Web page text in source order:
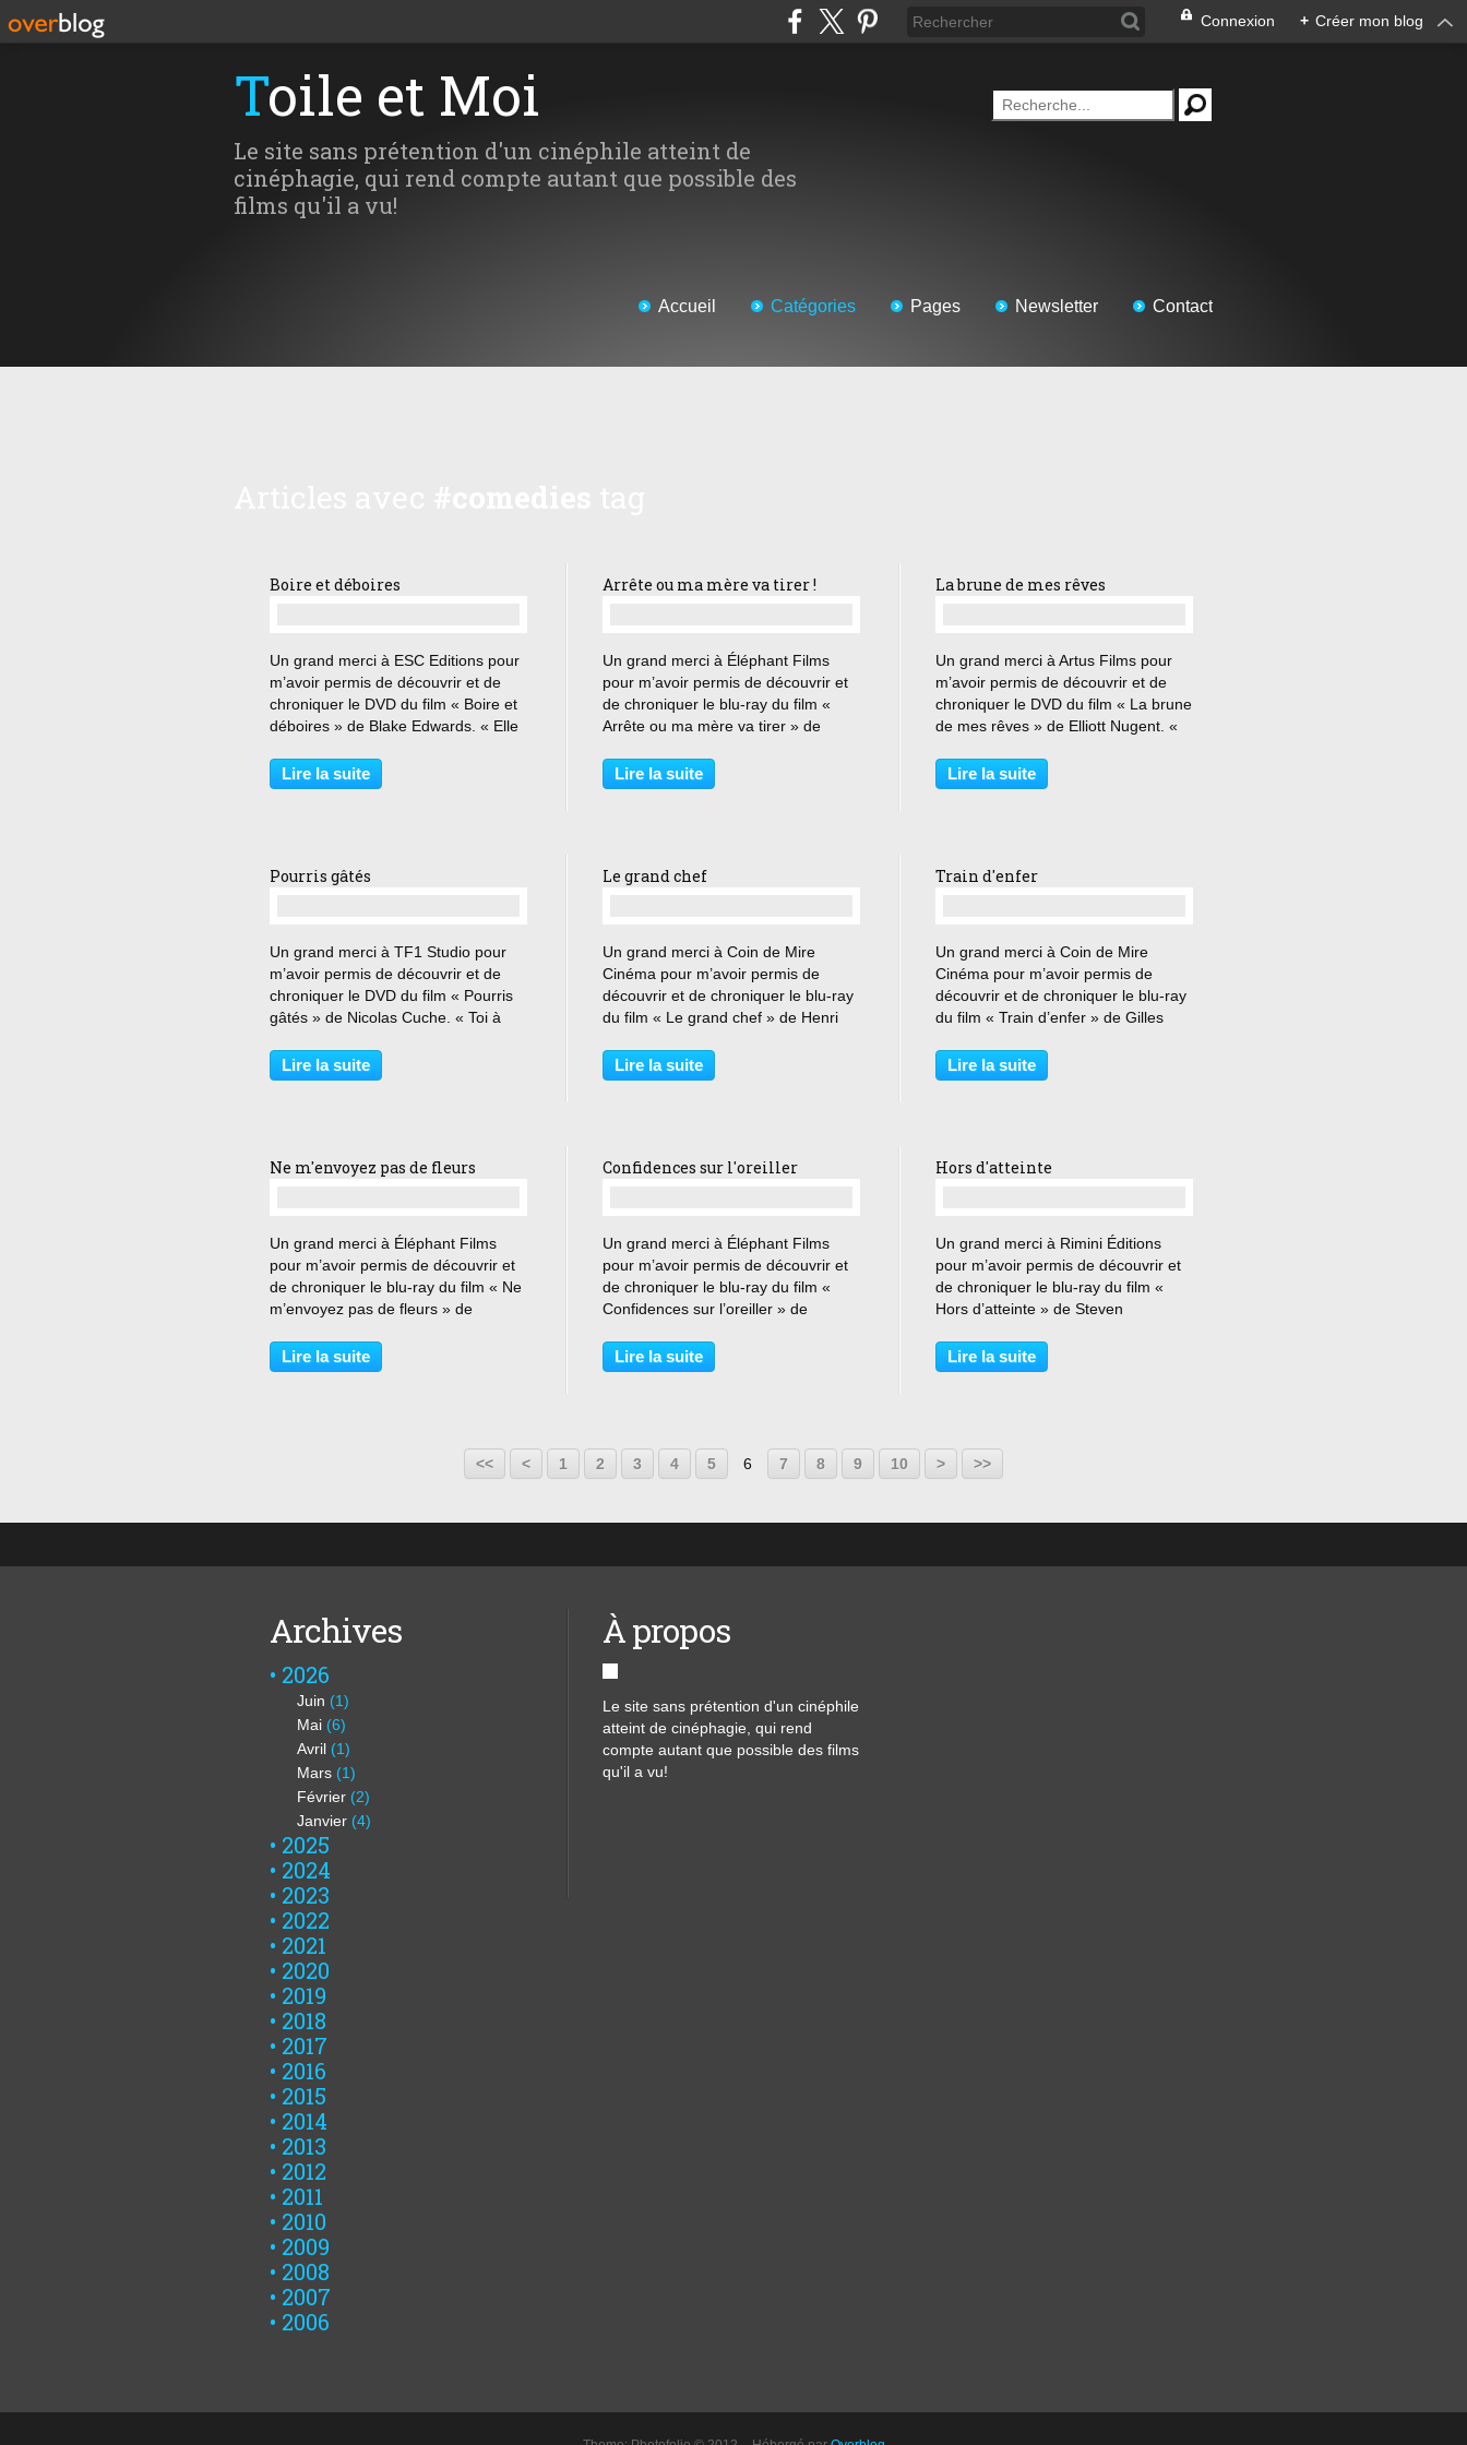
Connexion + Créer mon blog
Toile et Moi
Le site sans prétention d'un cinéphile atteint de
cinéphagie, qui rend compte autant que possible des
films qu'il a vu!
Accueil Catégories Pages Newsletter Contact
Boire et déboires
Un grand merci à ESC Editions pour
m’avoir permis de découvrir et de
chroniquer le DVD du film « Boire et
déboires » de Blake Edwards. « Elle
faire boire sinon elle fait toutes
sortes de bêtises. Elle devient une
Lire la suite
Arrête ou ma mère va tirer !
Un grand merci à Éléphant Films
pour m’avoir permis de découvrir et
de chroniquer le blu-ray du film «
Arrête ou ma mère va tirer » de
fasses, tu seras toujours mon petit
garçon, Joe ! » Joe Bomowski est un
Lire la suite
La brune de mes rêves
Un grand merci à Artus Films pour
m’avoir permis de découvrir et de
chroniquer le DVD du film « La brune
de mes rêves » de Elliott Nugent. «
jamais eu ! » Ronnie Jackson,
photographe, rêve de devenir
Lire la suite
Pourris gâtés
Un grand merci à TF1 Studio pour
m’avoir permis de découvrir et de
chroniquer le DVD du film « Pourris
gâtés » de Nicolas Cuche. « Toi à
heures par jour en noir et blanc pour
des francs ! » Paresseux, capricieux,
Lire la suite
Le grand chef
Un grand merci à Coin de Mire
Cinéma pour m’avoir permis de
découvrir et de chroniquer le blu-ray
du film « Le grand chef » de Henri
voiture puisque ton ambition ne va
pas plus loin » Antoine et Paul sont
Lire la suite
Train d'enfer
Un grand merci à Coin de Mire
Cinéma pour m’avoir permis de
découvrir et de chroniquer le blu-ray
du film « Train d’enfer » de Gilles
du béton. Et même du béton armé !
» Des conjurés fomentent un attentat
Lire la suite
Ne m'envoyez pas de fleurs
Un grand merci à Éléphant Films
pour m’avoir permis de découvrir et
de chroniquer le blu-ray du film « Ne
m’envoyez pas de fleurs » de
que tu entends parler d’une maladie
tu crois toujours que tu l’as ? » A la
Lire la suite
Confidences sur l'oreiller
Un grand merci à Éléphant Films
pour m’avoir permis de découvrir et
de chroniquer le blu-ray du film «
Confidences sur l’oreiller » de
pas pour mon cœur et libérez la ligne
! » New York, un musicien séducteur
Lire la suite
Hors d'atteinte
Un grand merci à Rimini Éditions
pour m’avoir permis de découvrir et
de chroniquer le blu-ray du film «
Hors d’atteinte » de Steven
que vous vous faites braquer ? Vous
vous débrouillez très bien. Et
Lire la suite
<< < 1 2 3 4 5 6 7 8 9 10 20
30
40
> >>
Archives
2026
Juin (1)
Mai (6)
Avril (1)
Mars (1)
Février (2)
Janvier (4)
2025
2024
2023
2022
2021
2020
2019
2018
2017
2016
2015
2014
2013
2012
2011
2010
2009
2008
2007
2006
À propos
Le site sans prétention d'un cinéphile
atteint de cinéphagie, qui rend
compte autant que possible des films
qu'il a vu!